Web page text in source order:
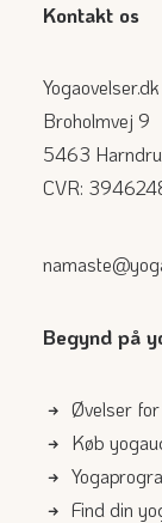
Kontakt os
Broholmvej 9
5463
CVR:
Begynd på
Øvelser
Køb
Find din